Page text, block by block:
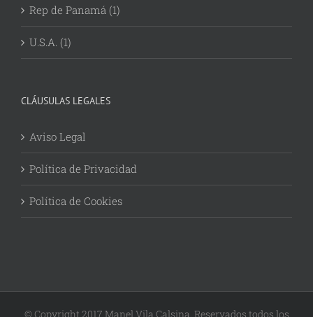
Rep de Panamá (1)
U.S.A. (1)
CLÁUSULAS LEGALES
Aviso Legal
Política de Privacidad
Política de Cookies
© Copyright 2017 Manel Vila Calsina. Reservados todos los